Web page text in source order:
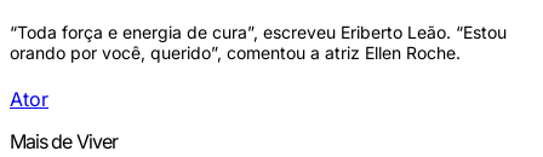
“Toda força e energia de cura”, escreveu Eriberto Leão. “Estou
orando por você, querido”, comentou a atriz Ellen Roche.
Ator
Mais de Viver